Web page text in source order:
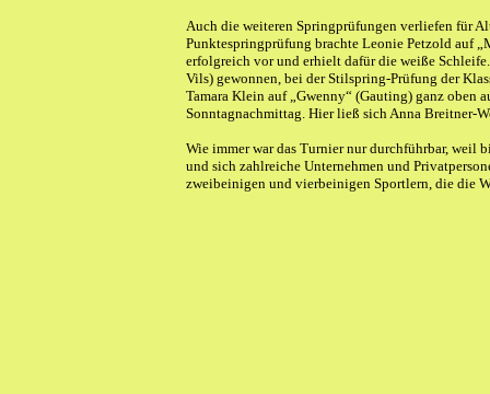
Auch die weiteren Springprüfungen verliefen für
Punktespringprüfung brachte Leonie Petzold auf
erfolgreich vor und erhielt dafür die weiße
Vils) gewonnen, bei der Stilspring-Prüfung der
Tamara Klein auf „Gwenny“ (Gauting) ganz oben
Sonntagnachmittag. Hier ließ sich Anna Breitner-
Wie immer war das Turnier nur durchführbar, weil
und sich zahlreiche Unternehmen und
zweibeinigen und vierbeinigen Sportlern, die die